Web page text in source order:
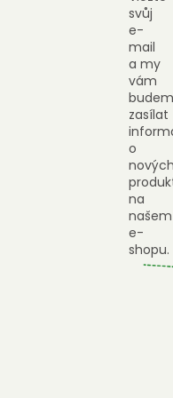
svůj
e-
mail
a my
vám
zasílat
o
na
našem
e-
shopu.